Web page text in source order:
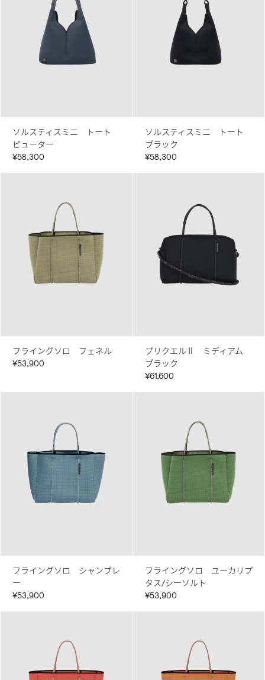
ソルスティスミニ トート
ピューター
¥58,300
ソルスティスミニ トート
ブラック
¥58,300
フライングソロ フェネル
¥53,900
プリクエルⅡ ミディアム
ブラック
¥61,600
フライングソロ シャンブレ
ー
¥53,900
フライングソロ ユーカリプ
タス/シーソルト
¥53,900